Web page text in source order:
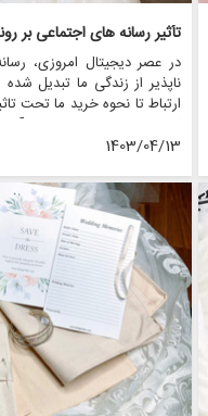
در عصر دیجیتال امروزی،
ناپذیر از زندگی ما تبدیل
ارتباط تا نحوه خرید ما تحت
که رسانه های اجتماعی در آن
دنیای ترندهای لباس عروس است.
بخش ها دسترسی دارند و به
روز بزرگ شکل می دهند.
1403/04/13